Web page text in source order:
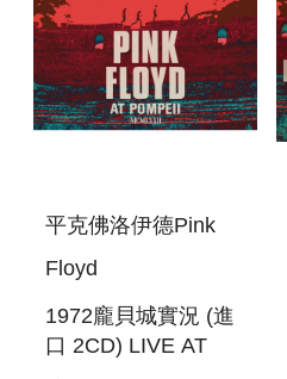
平克佛洛伊德Pink
Floyd
1972龐貝城實況 (進
口 2CD) LIVE AT